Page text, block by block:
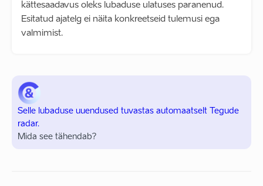
kättesaadavus oleks lubaduse ulatuses paranenud.
Esitatud ajatelg ei näita konkreetseid tulemusi ega
valmimist.
Selle lubaduse uuendused tuvastas automaatselt Tegude
radar.
Mida see tähendab?